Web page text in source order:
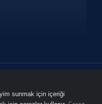
sunmak için içeriği